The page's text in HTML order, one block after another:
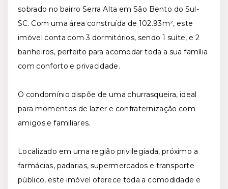
sobrado no bairro Serra Alta em São Bento do Sul-
SC. Com uma área construída de 102.93m², este
imóvel conta com 3 dormitórios, sendo 1 suíte, e 2
banheiros, perfeito para acomodar toda a sua família
com conforto e privacidade.
O condomínio dispõe de uma churrasqueira, ideal
para momentos de lazer e confraternização com
amigos e familiares.
Localizado em uma região privilegiada, próximo a
farmácias, padarias, supermercados e transporte
público, este imóvel oferece toda a comodidade e